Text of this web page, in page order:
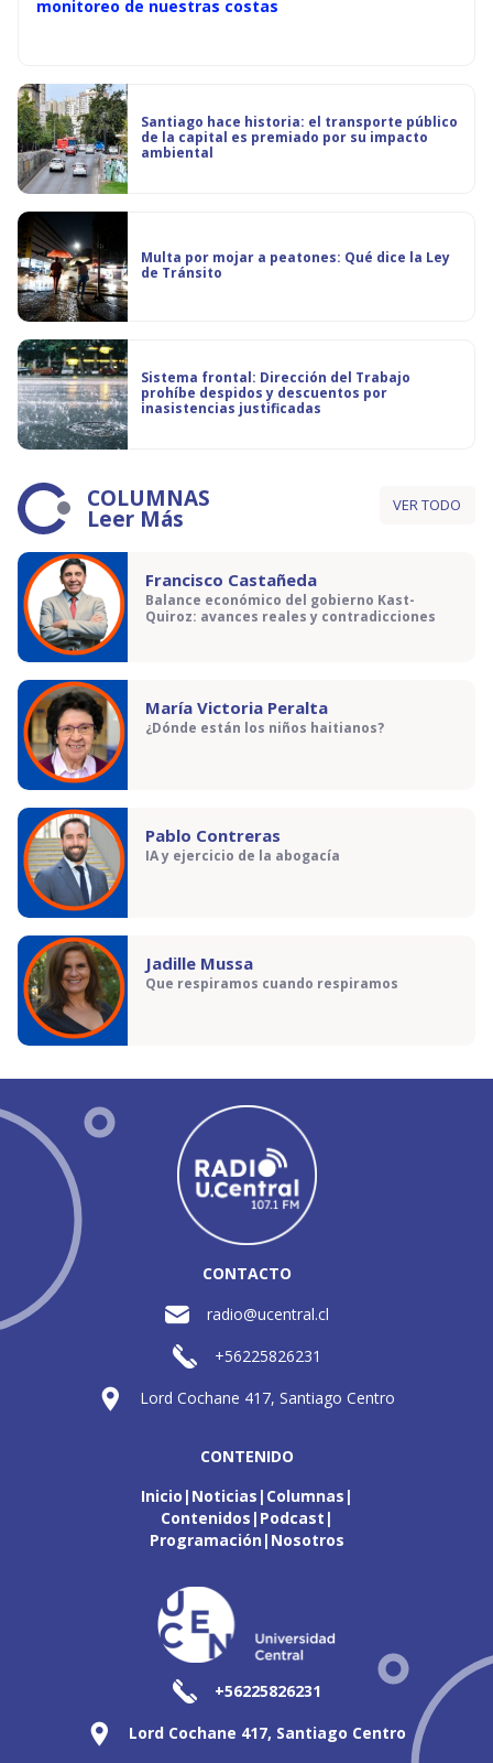
monitoreo de nuestras costas
Santiago hace historia: el transporte público
de la capital es premiado por su impacto
ambiental
Multa por mojar a peatones: Qué dice la Ley
de Tránsito
Sistema frontal: Dirección del Trabajo
prohíbe despidos y descuentos por
inasistencias justificadas
COLUMNAS
Leer Más VER TODO
Francisco Castañeda
Balance económico del gobierno Kast-
Quiroz: avances reales y contradicciones
María Victoria Peralta
¿Dónde están los niños haitianos?
Pablo Contreras
IA y ejercicio de la abogacía
Jadille Mussa
Que respiramos cuando respiramos
CONTACTO
radio@ucentral.cl
+56225826231
Lord Cochane 417, Santiago Centro
CONTENIDO
Inicio Noticias Columnas
Contenidos Podcast
Programación Nosotros
+56225826231
Lord Cochane 417, Santiago Centro